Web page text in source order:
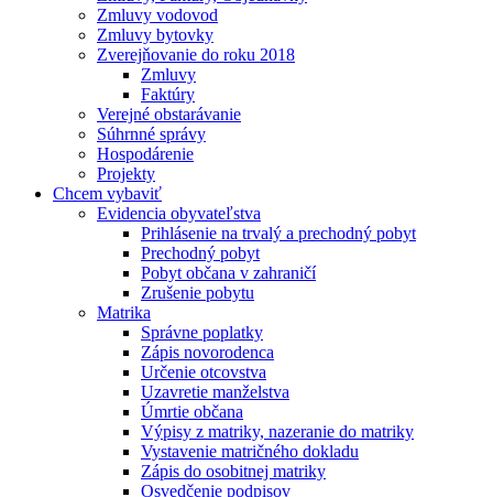
Zmluvy vodovod
Zmluvy bytovky
Zverejňovanie do roku 2018
Zmluvy
Faktúry
Verejné obstarávanie
Súhrnné správy
Hospodárenie
Projekty
Chcem vybaviť
Evidencia obyvateľstva
Prihlásenie na trvalý a prechodný pobyt
Prechodný pobyt
Pobyt občana v zahraničí
Zrušenie pobytu
Matrika
Správne poplatky
Zápis novorodenca
Určenie otcovstva
Uzavretie manželstva
Úmrtie občana
Výpisy z matriky, nazeranie do matriky
Vystavenie matričného dokladu
Zápis do osobitnej matriky
Osvedčenie podpisov